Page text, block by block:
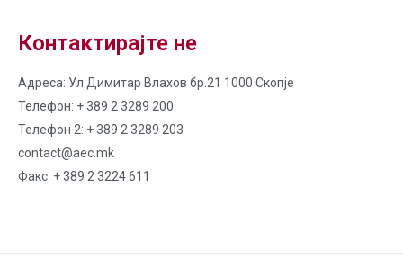
Контактирајте не
Адреса: Ул.Димитар Влахов бр.21 1000 Скопје
Телефон: + 389 2 3289 200
Телефон 2: + 389 2 3289 203
contact@aec.mk
Факс: + 389 2 3224 611